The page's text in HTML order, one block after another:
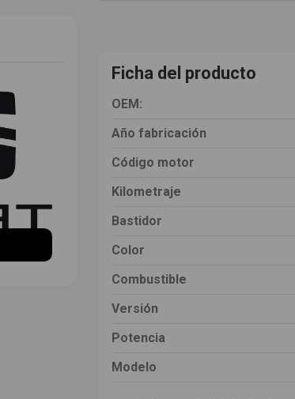
Ficha del producto
OEM:
Año fabricación
Código motor
Kilometraje
Bastidor
Color
Combustible
Versión
Potencia
Modelo